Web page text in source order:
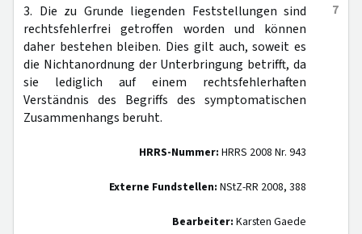
7
3. Die zu Grunde liegenden Feststellungen sind
rechtsfehlerfrei getroffen worden und können
daher bestehen bleiben. Dies gilt auch, soweit es
die Nichtanordnung der Unterbringung betrifft, da
sie lediglich auf einem rechtsfehlerhaften
Verständnis des Begriffs des symptomatischen
Zusammenhangs beruht.
HRRS-Nummer: HRRS 2008 Nr. 943
Externe Fundstellen: NStZ-RR 2008, 388
Bearbeiter: Karsten Gaede